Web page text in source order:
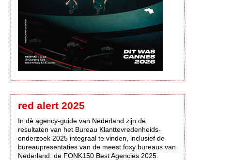
red alert 2025
In dè agency-guide van Nederland zijn de
resultaten van het Bureau Klanttevredenheids-
onderzoek 2025 integraal te vinden, inclusief de
bureaupresentaties van de meest foxy bureaus van
Nederland: de FONK150 Best Agencies 2025.